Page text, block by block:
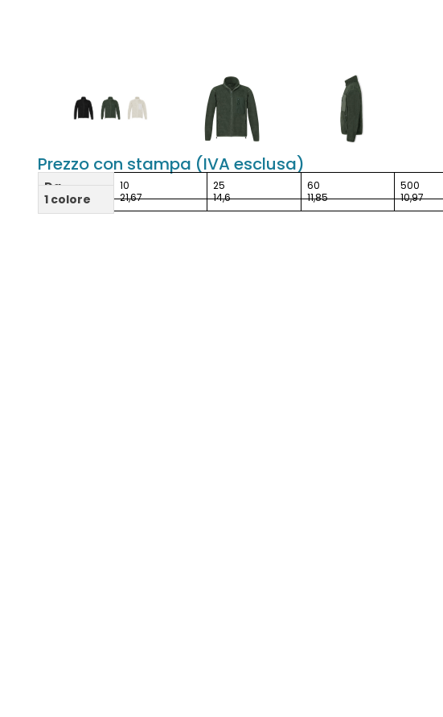
Prezzo con stampa (IVA esclusa)
Da 10 25 60 500
1 colore 21,67 14,6 11,85 10,97